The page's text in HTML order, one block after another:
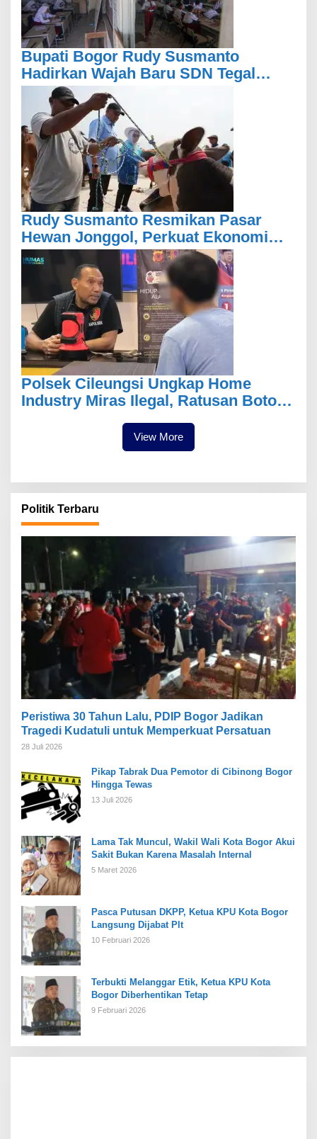
Bupati Bogor Rudy Susmanto
Hadirkan Wajah Baru SDN Tegal
Benteng, Setelah 11 Tahun Tak
Tersentuh Pembangunan
Rudy Susmanto Resmikan Pasar
Hewan Jonggol, Perkuat Ekonomi
Peternakan dan Dukung
Pengembangan Bogor Timur
Polsek Cileungsi Ungkap Home
Industry Miras Ilegal, Ratusan Botol
View More
Politik Terbaru
Peristiwa 30 Tahun Lalu, PDIP Bogor Jadikan
Tragedi Kudatuli untuk Memperkuat Persatuan
28 Juli 2026
Pikap Tabrak Dua Pemotor di Cibinong Bogor
Hingga Tewas
13 Juli 2026
Lama Tak Muncul, Wakil Wali Kota Bogor Akui
Sakit Bukan Karena Masalah Internal
5 Maret 2026
Pasca Putusan DKPP, Ketua KPU Kota Bogor
Langsung Dijabat Plt
10 Februari 2026
Terbukti Melanggar Etik, Ketua KPU Kota
Bogor Diberhentikan Tetap
9 Februari 2026